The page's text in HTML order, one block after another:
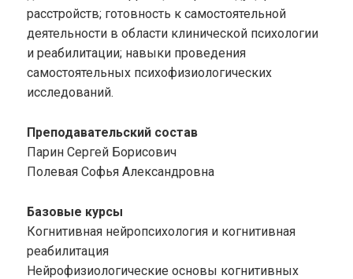
расстройств; готовность к самостоятельной
деятельности в области клинической психологии
и реабилитации; навыки проведения
самостоятельных психофизиологических
исследований.
Преподавательский состав
Парин Сергей Борисович
Полевая Софья Александровна
Базовые курсы
Когнитивная нейропсихология и когнитивная
реабилитация
Нейрофизиологические основы когнитивных